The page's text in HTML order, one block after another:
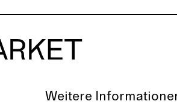
Weitere